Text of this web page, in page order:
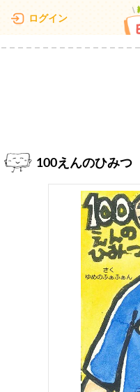
ログイン
100えんのひみつ